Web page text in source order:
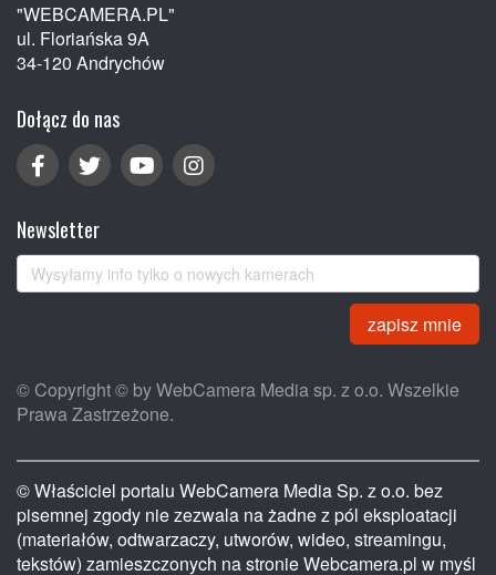
"WEBCAMERA.PL"
ul. Floriańska 9A
34-120 Andrychów
Dołącz do nas
Newsletter
zapisz mnie
© Copyright © by WebCamera Media sp. z o.o. Wszelkie
Prawa Zastrzeżone.
© Właściciel portalu WebCamera Media Sp. z o.o. bez
pisemnej zgody nie zezwala na żadne z pól eksploatacji
(materiałów, odtwarzaczy, utworów, wideo, streamingu,
tekstów) zamieszczonych na stronie Webcamera.pl w myśl